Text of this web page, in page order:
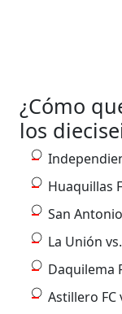
¿Cómo
los
Huaquillas
San
La Unión
Daquilema
Astillero FC